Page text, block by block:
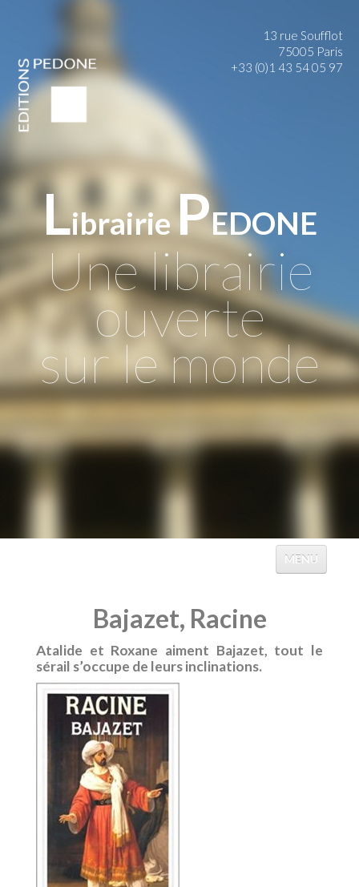
13 rue Soufflot
75005 Paris
+33 (0)1 43 54 05 97
LibrairiePEDONE
Une librairie
ouverte
sur le monde
MENU
ÉVÉNEMENTS
TABLES
CATALOGUES
Bajazet, Racine
Atalide et Roxane aiment Bajazet, tout le
sérail s’occupe de leurs inclinations.